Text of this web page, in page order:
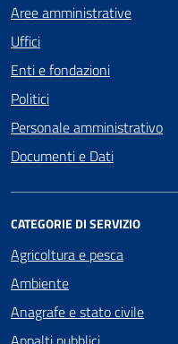
Aree amministrative
Uffici
Enti e fondazioni
Politici
Personale amministrativo
Documenti e Dati
CATEGORIE DI SERVIZIO
Agricoltura e pesca
Ambiente
Anagrafe e stato civile